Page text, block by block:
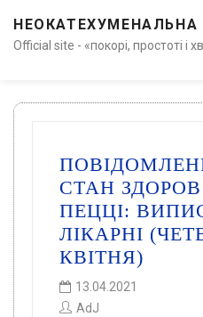
НЕОКАТЕХУМЕНАЛЬНА
Official site - «покорі, простоті і
СТАН
ПЕЦЦІ:
ЛІКАРНІ
КВІТНЯ)
13.04.2021
AdJ